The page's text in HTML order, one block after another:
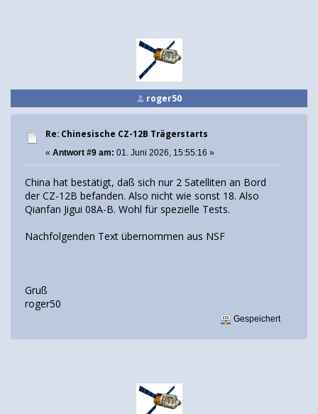
roger50
Re: Chinesische CZ-12B Trägerstarts
« Antwort #9 am: 01. Juni 2026, 15:55:16 »
China hat bestätigt, daß sich nur 2 Satelliten an Bord
der CZ-12B befanden. Also nicht wie sonst 18. Also
Qianfan Jigui 08A-B. Wohl für spezielle Tests.
Nachfolgenden Text übernommen aus NSF
Gruß
roger50
Gespeichert